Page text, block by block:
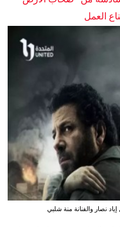
العمل
نصار والفنانة منة شلبي